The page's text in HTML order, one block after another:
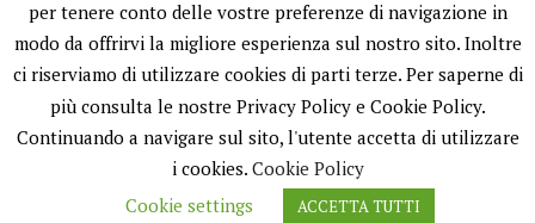
per tenere conto delle vostre preferenze di navigazione in
modo da offrirvi la migliore esperienza sul nostro sito. Inoltre
ci riserviamo di utilizzare cookies di parti terze. Per saperne di
più consulta le nostre Privacy Policy e Cookie Policy.
Continuando a navigare sul sito, l'utente accetta di utilizzare
i cookies. Cookie Policy
Cookie settings
ACCETTA TUTTI